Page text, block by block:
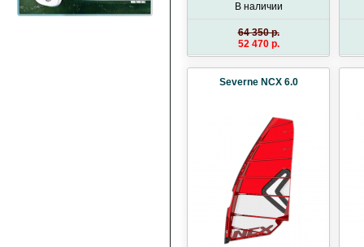
В наличии
64 350 p.
52 470 p.
Severne NCX 6.0